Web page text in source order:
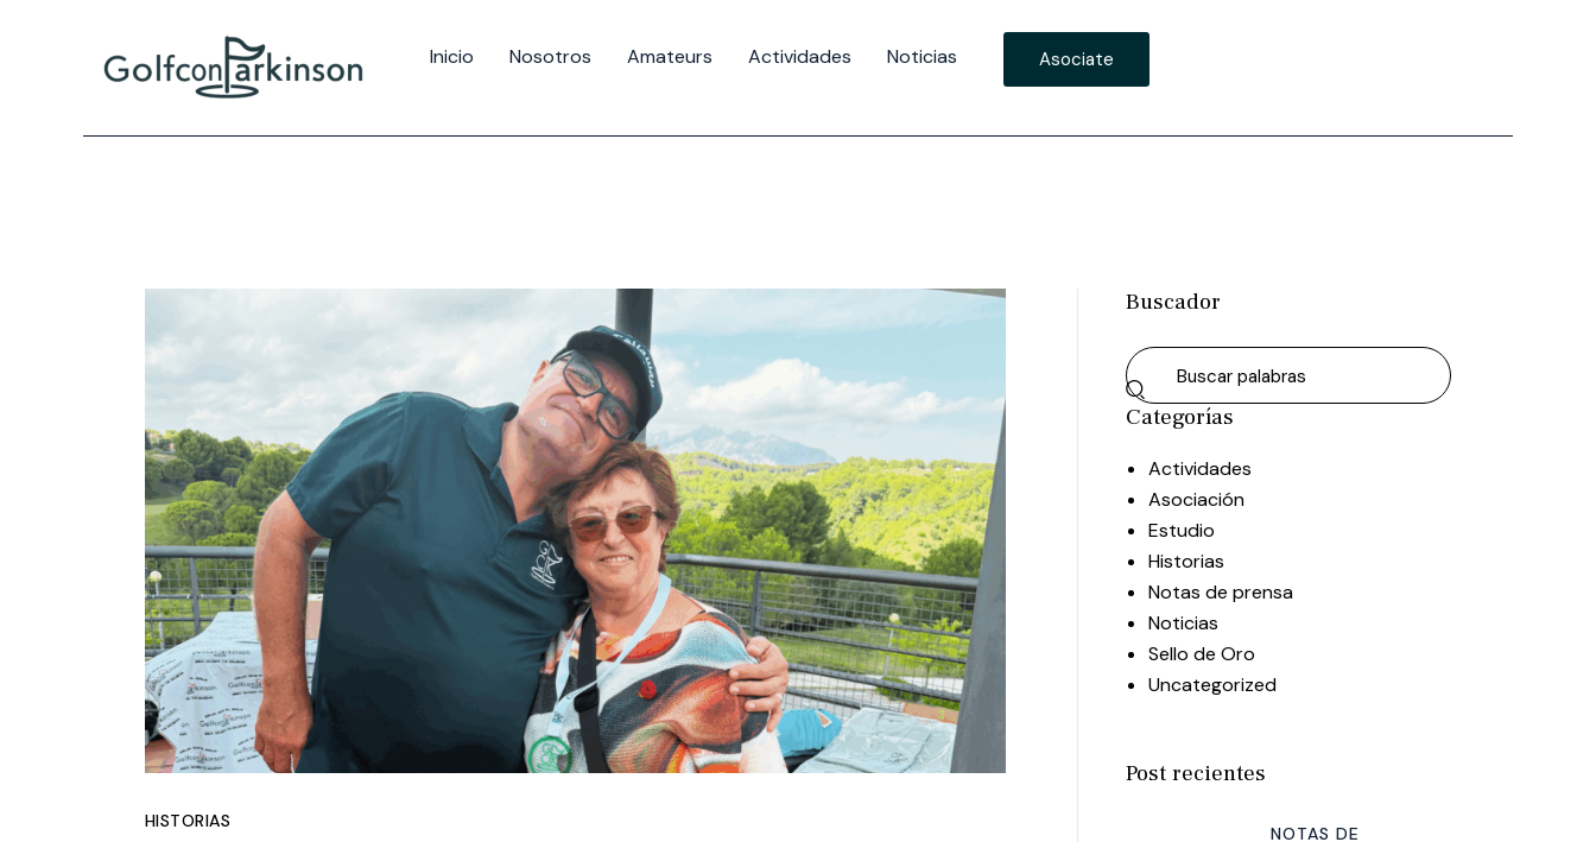
Inicio Nosotros Amateurs Actividades Noticias Asociate
HISTORIAS
Buscador
Categorías
Actividades
Asociación
Estudio
Historias
Notas de prensa
Noticias
Sello de Oro
Uncategorized
Post recientes
NOTAS DE